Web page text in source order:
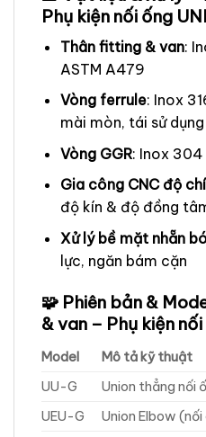
Phụ kiện nối ống
Thân fitting & van:
ASTM A479
Vòng ferrule: Inox
mài mòn, tái sử
Vòng GGR: Inox
Gia công CNC độ
độ kín & độ đồng
Xử lý bề mặt nhẵn
lực, ngăn bám cặn
🧩 Phiên bản &
& van – Phụ kiện
Model
Mô tả kỹ thuật
UU-G
Union thẳng nối
UEU-G
Union Elbow